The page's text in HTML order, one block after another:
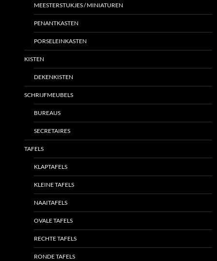
MEESTERSTUKJES / MINIATUREN
PENANTKASTEN
PORSELEINKASTEN
KISTEN
DEKENKISTEN
SCHRIJFMEUBELS
BUREAUS
SECRETAIRES
TAFELS
KLAPTAFELS
KLEINE TAFELS
NAAITAFELS
OVALE TAFELS
RECHTE TAFELS
RONDE TAFELS